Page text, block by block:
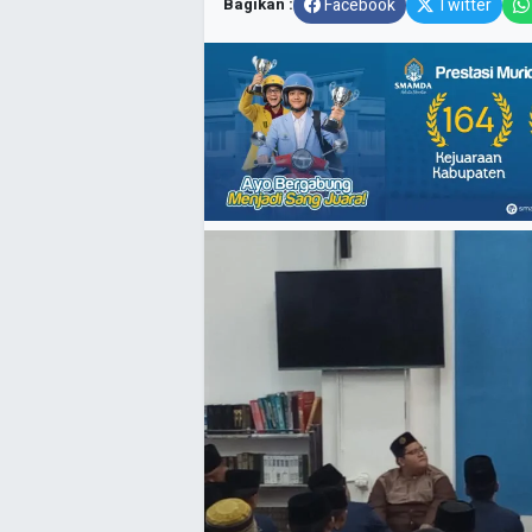
Bagikan : Facebook Twitter